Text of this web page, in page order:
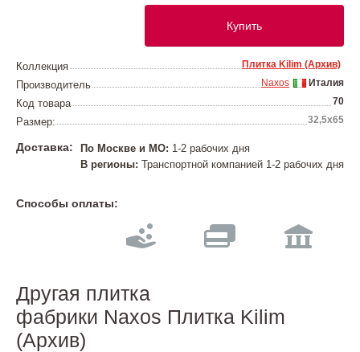
Купить
Коллекция Плитка Kilim (Архив)
Производитель Италия
Naxos
Код товара 70
Размер: 32,5х65
Доставка: По Москве и МО: 1-2 рабочих дня
В регионы: Транспортной компанией 1-2 рабочих дня
Способы оплаты:
Другая плитка
фабрики Naxos Плитка Kilim
(Архив)